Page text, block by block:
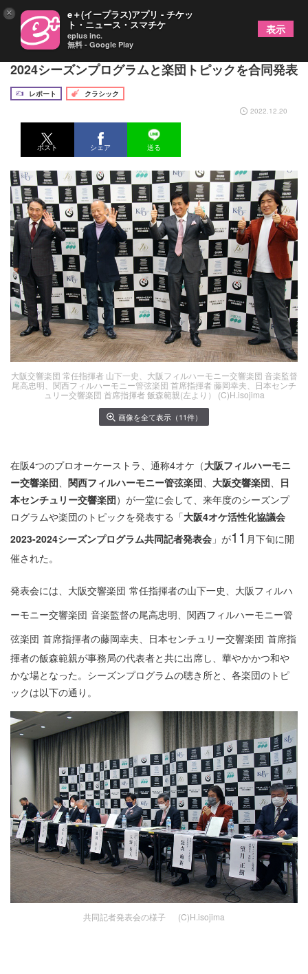
大阪に本拠を置く4つのプロオーケストラが、2023-
2024シーズンプログラムと楽団トピックを合同発表
レポート
クラシック
2022.12.20
ポスト シェア 送る
大阪交響楽団 常任指揮者 山下一史、大阪フィルハーモニー交響楽団 音楽監督
尾高忠明、関西フィルハーモニー管弦楽団 首席指揮者 藤岡幸夫、日本センチ
ュリー交響楽団 首席指揮者 飯森範親(左より） (C)H.isojima
画像を全て表示（11件）
在阪4つのプロオーケーストラ、通称4オケ（大阪フィルハーモニ
ー交響楽団、 関西フィルハーモニー管弦楽団、 大阪交響楽団、 日
本センチュリー交響楽団）が一堂に会して、来年度のシーズンプ
ログラムや楽団のトピックを発表する「大阪4オケ活性化協議会
2023-2024シーズンプログラム共同記者発表会 」が11 月下旬に開
催された。
発表会には、大阪交響楽団 常任指揮者の山下一史、大阪フィルハ
ーモニー交響楽団 音楽監督の尾高忠明、関西フィルハーモニー管
弦楽団 首席指揮者の藤岡幸夫、日本センチュリー交響楽団 首席指
揮者の飯森範親が事務局の代表者と共に出席し、華やかかつ和や
かな場となった。シーズンプログラムの聴き所と、各楽団のトピ
ックは以下の通り。
共同記者発表会の様子 (C)H.isojima
× e＋(イープラス)アプリ - チケッ
ト・ニュース・スマチケ
eplus inc.
無料 - Google Play
表示